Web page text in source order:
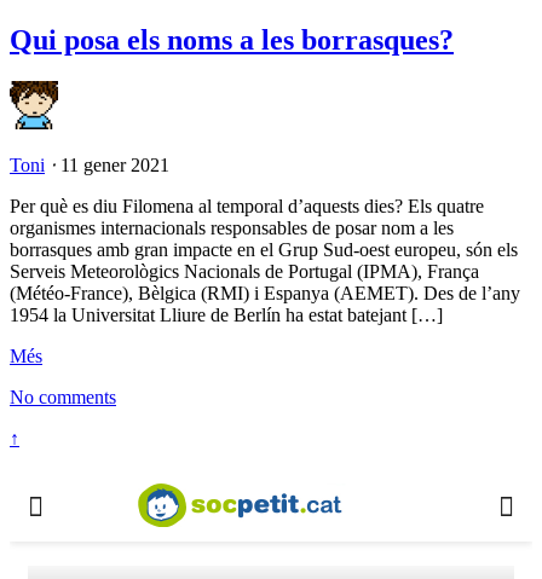
Qui posa els noms a les borrasques?
Toni ⋅ 11 gener 2021
Per què es diu Filomena al temporal d’aquests dies? Els quatre
organismes internacionals responsables de posar nom a les
borrasques amb gran impacte en el Grup Sud-oest europeu, són els
Serveis Meteorològics Nacionals de Portugal (IPMA), França
(Météo-France), Bèlgica (RMI) i Espanya (AEMET). Des de l’any
1954 la Universitat Lliure de Berlín ha estat batejant […]
Més
No comments
↑